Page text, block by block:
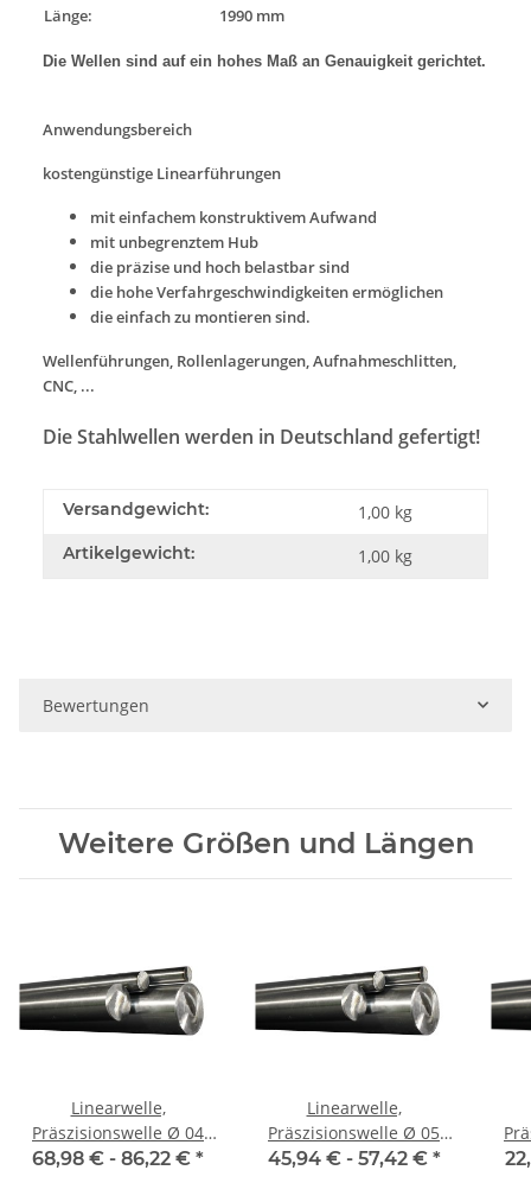
Länge: 1990 mm
Die Wellen sind auf ein hohes Maß an Genauigkeit gerichtet.
Anwendungsbereich
kostengünstige Linearführungen
mit einfachem konstruktivem Aufwand
mit unbegrenztem Hub
die präzise und hoch belastbar sind
die hohe Verfahrgeschwindigkeiten ermöglichen
die einfach zu montieren sind.
Wellenführungen, Rollenlagerungen, Aufnahmeschlitten,
CNC, ...
Die Stahlwellen werden in Deutschland gefertigt!
Versandgewicht: 1,00 kg
Artikelgewicht: 1,00 kg
Bewertungen
Weitere Größen und Längen
Linearwelle,
Präszisionswelle Ø 04
mm, 1990 mm, gehärtet
68,98 € - 86,22 € *
Linearwelle,
Präszisionswelle Ø 05
mm, 1990 mm, gehärtet
45,94 € - 57,42 € *